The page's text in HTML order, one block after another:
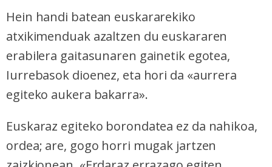
Hein handi batean euskararekiko
atxikimenduak azaltzen du euskararen
erabilera gaitasunaren gainetik egotea,
Iurrebasok dioenez, eta hori da «aurrera
egiteko aukera bakarra».
Euskaraz egiteko borondatea ez da nahikoa,
ordea; are, gogo horri mugak jartzen